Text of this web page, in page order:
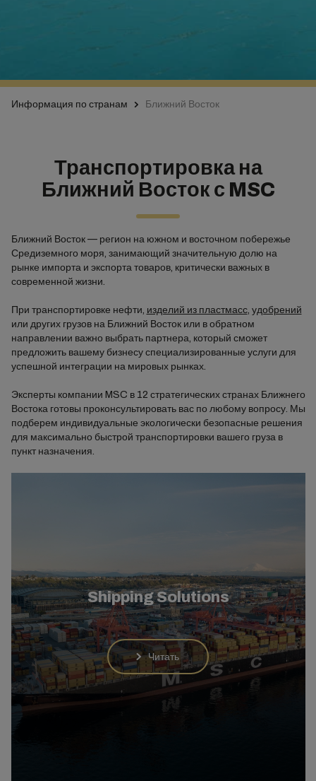
Информация по странам Ближний Восток
Транспортировка на
Ближний Восток с MSC
Ближний Восток — регион на южном и восточном побережье
Средиземного моря, занимающий значительную долю на
рынке импорта и экспорта товаров, критически важных в
современной жизни.
При транспортировке нефти, изделий из пластмасс, удобрений
или других грузов на Ближний Восток или в обратном
направлении важно выбрать партнера, который сможет
предложить вашему бизнесу специализированные услуги для
успешной интеграции на мировых рынках.
Эксперты компании MSC в 12 стратегических странах Ближнего
Востока готовы проконсультировать вас по любому вопросу. Мы
подберем индивидуальные экологически безопасные решения
для максимально быстрой транспортировки вашего груза в
пункт назначения.
Shipping Solutions
Читать